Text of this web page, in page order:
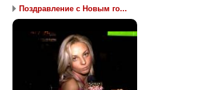
Поздравление с Новым го...